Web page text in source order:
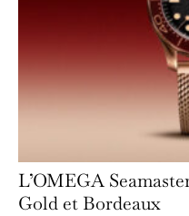
L’OMEGA
Gold et Bordeaux